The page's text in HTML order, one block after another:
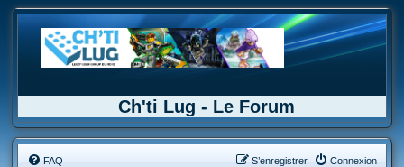
Ch'ti Lug - Le Forum
FAQ Connexion
S’enregistrer